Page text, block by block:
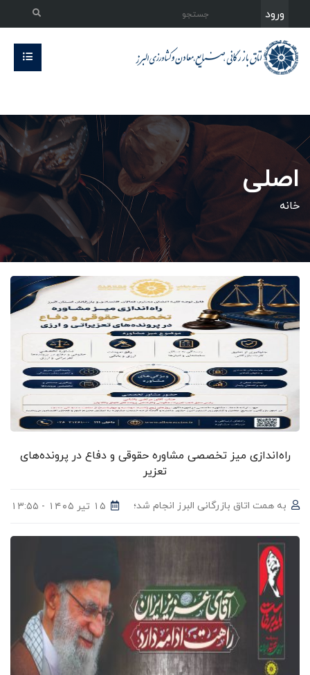
ورود
اصلی
خانه
راه‌اندازی میز تخصصی مشاوره حقوقی و دفاع در پرونده‌های
تعزیر
به همت اتاق بازرگانی البرز انجام شد؛ ۱۵ تیر ۱۴۰۵ - ۱۳:۵۵